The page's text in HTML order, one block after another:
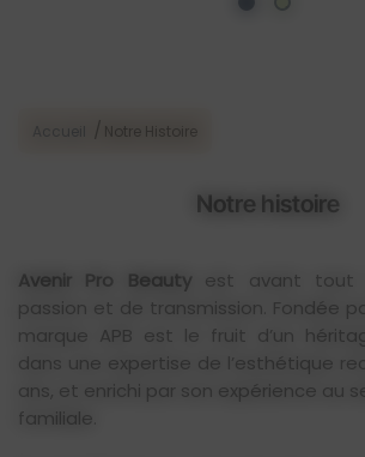
/ Notre Histoire
Notre histoire
Avenir Pro Beautyest avant tout
passion et de transmission. Fondée
marque APB est le fruit d’un
dans une expertise de l’esthétique
ans, et enrichi par son expérience au
familiale.